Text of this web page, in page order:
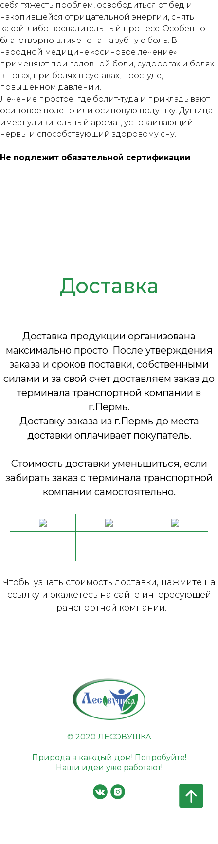
себя тяжесть проблем, освободиться от бед и
накопившейся отрицательной энергии, снять
какой-либо воспалительный процесс. Особенно
благотворно влияет она на зубную боль. В
народной медицине «осиновое лечение»
применяют при головной боли, судорогах и болях
в ногах, при болях в суставах, простуде,
повышенном давлении.
Лечение простое: где болит-туда и прикладывают
осиновое полено или осиновую подушку. Душица
имеет удивительный аромат, успокаивающий
нервы и способствующий здоровому сну.
Не подлежит обязательной сертификации
Доставка
Доставка продукции организована
максимально просто. После утверждения
заказа и сроков поставки, собственными
силами и за свой счет доставляем заказ до
терминала транспортной компании в
г.Пермь.
Доставку заказа из г.Пермь до места
доставки оплачивает покупатель.
Стоимость доставки уменьшиться, если
забирать заказ с терминала транспортной
компании самостоятельно.
Чтобы узнать стоимость доставки, нажмите на
ссылку и окажетесь на сайте интересующей
транспортной компании.
© 2020 ЛЕСОВУШКА
Природа в каждый дом! Попробуйте!
Наши идеи уже работают!